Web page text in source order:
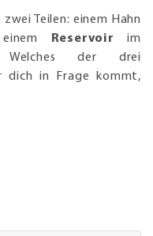
Teilen: einem Hahn
Reservoir
im
Welches der drei
dich in Frage kommt,